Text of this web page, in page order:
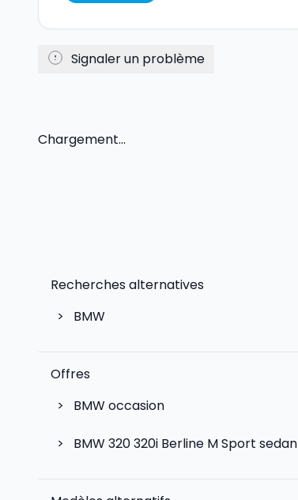
Signaler un problème
Chargement...
Recherches alternatives
>
BMW
Offres
>
BMW occasion
> BMW 320 320i Berline M Sport sedan